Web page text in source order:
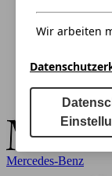
Mercedes-Benz
Wir arbeiten